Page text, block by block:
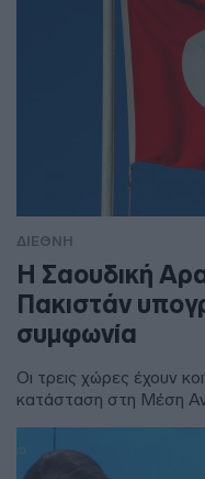
ΔΙΕΘΝΗ
Η Σαουδική
Πακιστάν
συμφωνία
Οι τρεις χώρες έχουν
κατάσταση στη Μέση